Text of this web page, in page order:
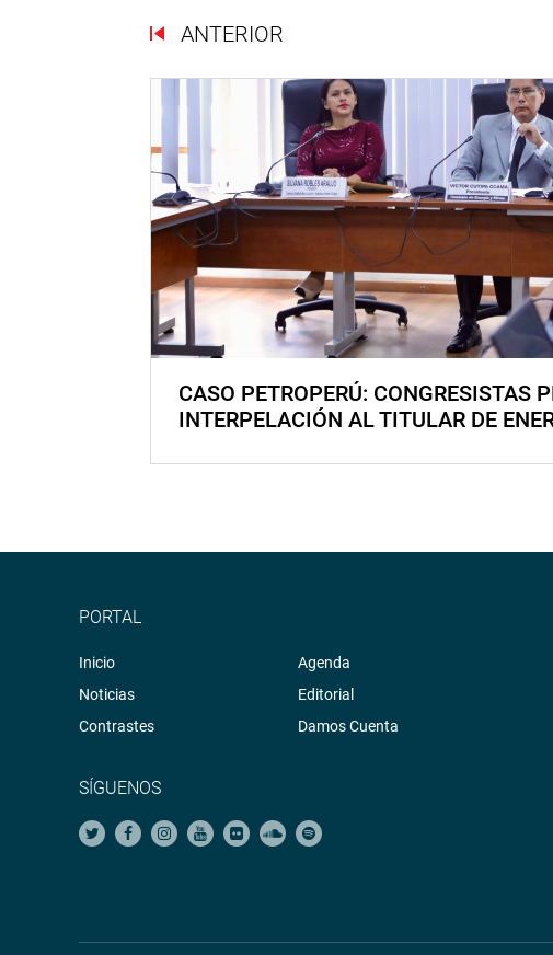
ANTERIOR
CASO PETROPERÚ: CONGRESISTAS
INTERPELACIÓN AL TITULAR DE
PORTAL
Inicio
Noticias
Contrastes
Agenda
Editorial
Damos Cuenta
SÍGUENOS